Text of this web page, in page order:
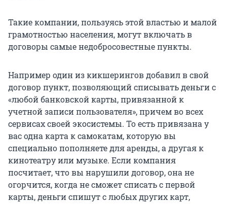
Такие компании, пользуясь этой властью и малой
грамотностью населения, могут включать в
договоры самые недобросовестные пункты.
Например один из кикшерингов добавил в свой
договор пункт, позволяющий списывать деньги с
«любой банковской карты, привязанной к
учетной записи пользователя», причем во всех
сервисах своей экосистемы. То есть привязана у
вас одна карта к самокатам, которую вы
специально пополняете для аренды, а другая к
кинотеатру или музыке. Если компания
посчитает, что вы нарушили договор, она не
огорчится, когда не сможет списать с первой
карты, деньги спишут с любых других карт,